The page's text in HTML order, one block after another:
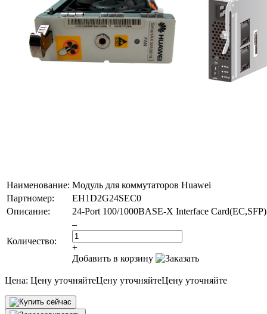
Наименование: Модуль для коммутаторов Huawei
Партномер:
EH1D2G24SEC0
Описание:
24-Port 100/1000BASE-X Interface Card(EC,SFP)
Количество:
–
+
Добавить в корзину
Цена: Цену уточняйтеЦену уточняйтеЦену уточняйте